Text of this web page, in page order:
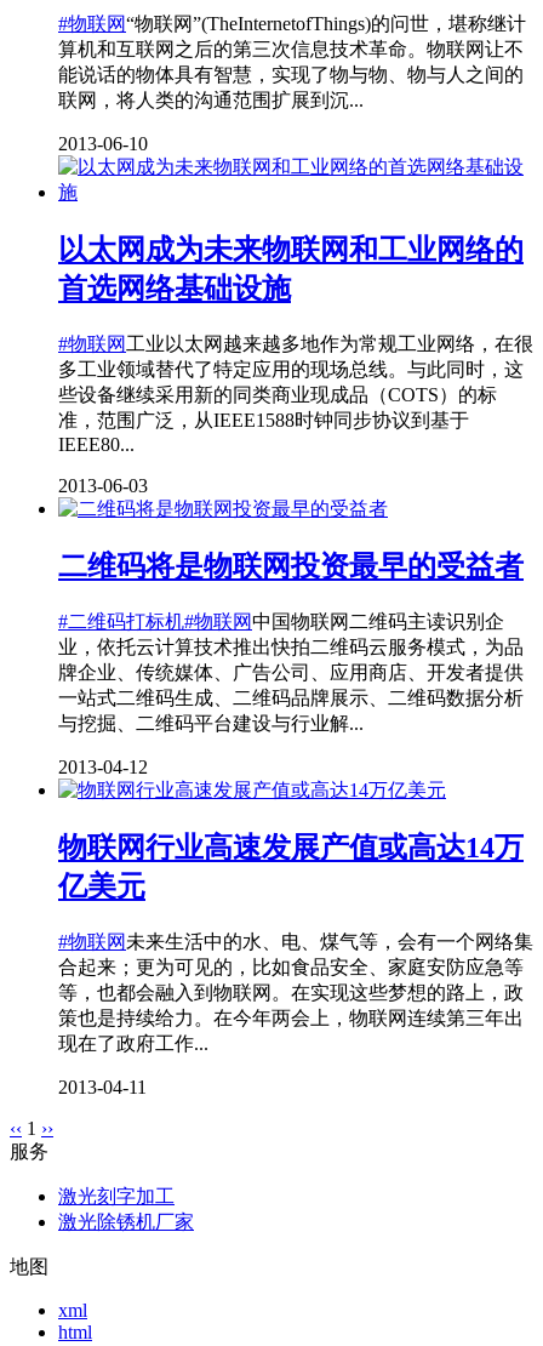
#物联网“物联网”(TheInternetofThings)的问世，堪称继计
算机和互联网之后的第三次信息技术革命。物联网让不
能说话的物体具有智慧，实现了物与物、物与人之间的
联网，将人类的沟通范围扩展到沉...
2013-06-10
以太网成为未来物联网和工业网络的
首选网络基础设施
#物联网 工业以太网越来越多地作为常规工业网络，在很
多工业领域替代了特定应用的现场总线。与此同时，这
些设备继续采用新的同类商业现成品（COTS）的标
准，范围广泛，从IEEE1588时钟同步协议到基于
IEEE80...
2013-06-03
二维码将是物联网投资最早的受益者
#二维码打标机#物联网中国物联网二维码主读识别企
业，依托云计算技术推出快拍二维码云服务模式，为品
牌企业、传统媒体、广告公司、应用商店、开发者提供
一站式二维码生成、二维码品牌展示、二维码数据分析
与挖掘、二维码平台建设与行业解...
2013-04-12
物联网行业高速发展产值或高达14万
亿美元
#物联网 未来生活中的水、电、煤气等，会有一个网络集
合起来；更为可见的，比如食品安全、家庭安防应急等
等，也都会融入到物联网。在实现这些梦想的路上，政
策也是持续给力。在今年两会上，物联网连续第三年出
现在了政府工作...
2013-04-11
‹‹ 1 ››
服务
激光刻字加工
激光除锈机厂家
地图
xml
html